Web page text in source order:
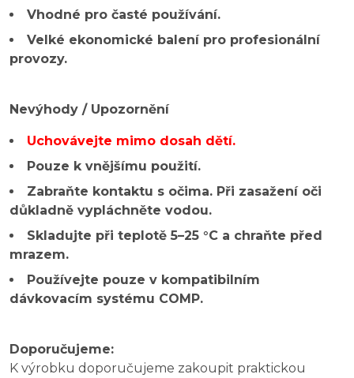
Vhodné pro časté používání.
Velké ekonomické balení pro profesionální
provozy.
Nevýhody / Upozornění
Uchovávejte mimo dosah dětí.
Pouze k vnějšímu použití.
Zabraňte kontaktu s očima. Při zasažení oči
důkladně vypláchněte vodou.
Skladujte při teplotě 5–25 °C a chraňte před
mrazem.
Používejte pouze v kompatibilním
dávkovacím systému COMP.
Doporučujeme:
K výrobku doporučujeme zakoupit praktickou